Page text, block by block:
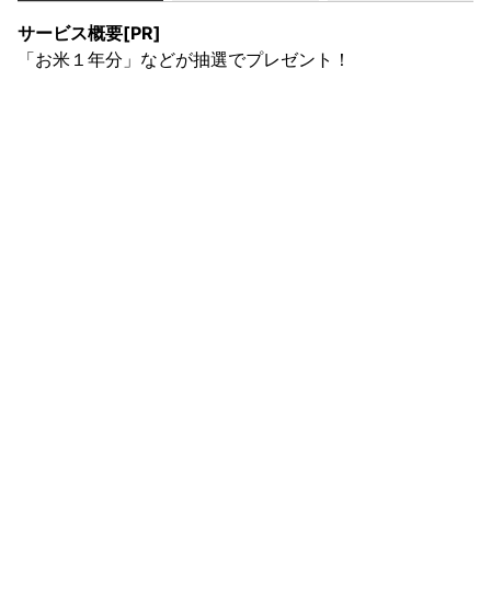
サービス概要[PR]
「お米１年分」などが抽選でプレゼント！